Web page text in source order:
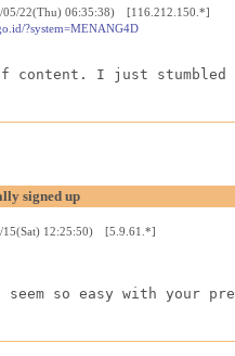
05/22(Thu) 06:35:38) [116.212.150.*]
?system=MENANG4D
of content. I just
signed up
15(Sat) 12:25:50) [5.9.61.*]
seem so easy with your